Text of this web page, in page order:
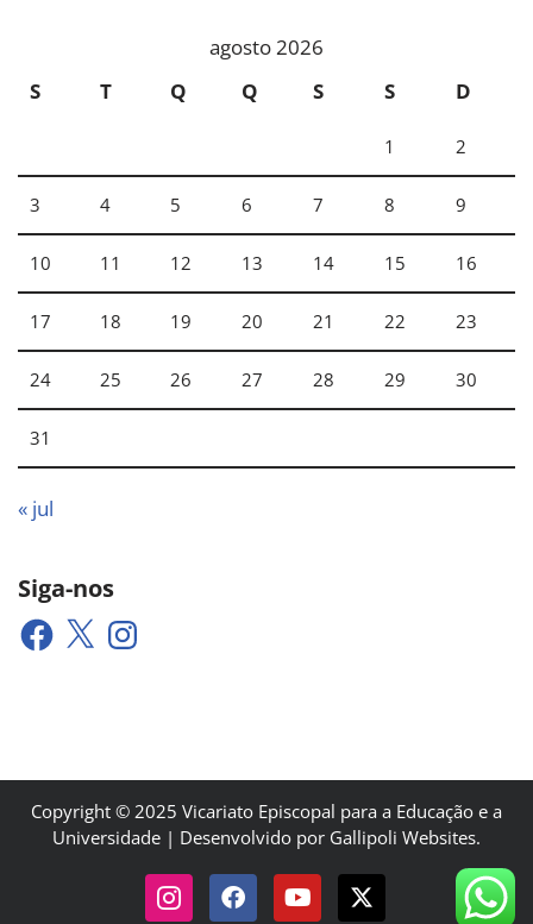
agosto 2026
S
T Q Q S S D
1 2
3 4 5 6 7 8 9
10 11 12 13 14 15 16
17 18 19 20 21 22 23
24 25 26 27 28 29 30
31
« jul
Siga-nos
Copyright © 2025 Vicariato Episcopal para a Educação e a
Universidade | Desenvolvido por Gallipoli Websites.